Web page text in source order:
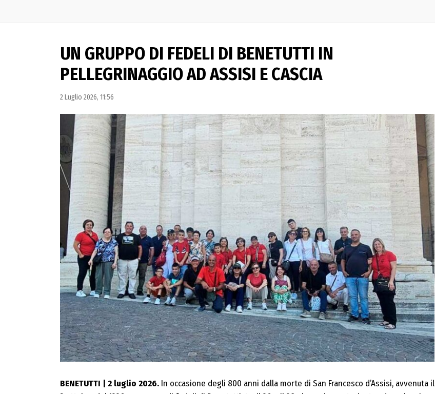
UN GRUPPO DI FEDELI DI BENETUTTI IN
PELLEGRINAGGIO AD ASSISI E CASCIA
2 Luglio 2026, 11:56
BENETUTTI | 2 luglio 2026. In occasione degli 800 anni dalla morte di San Francesco d’Assisi, avvenuta il